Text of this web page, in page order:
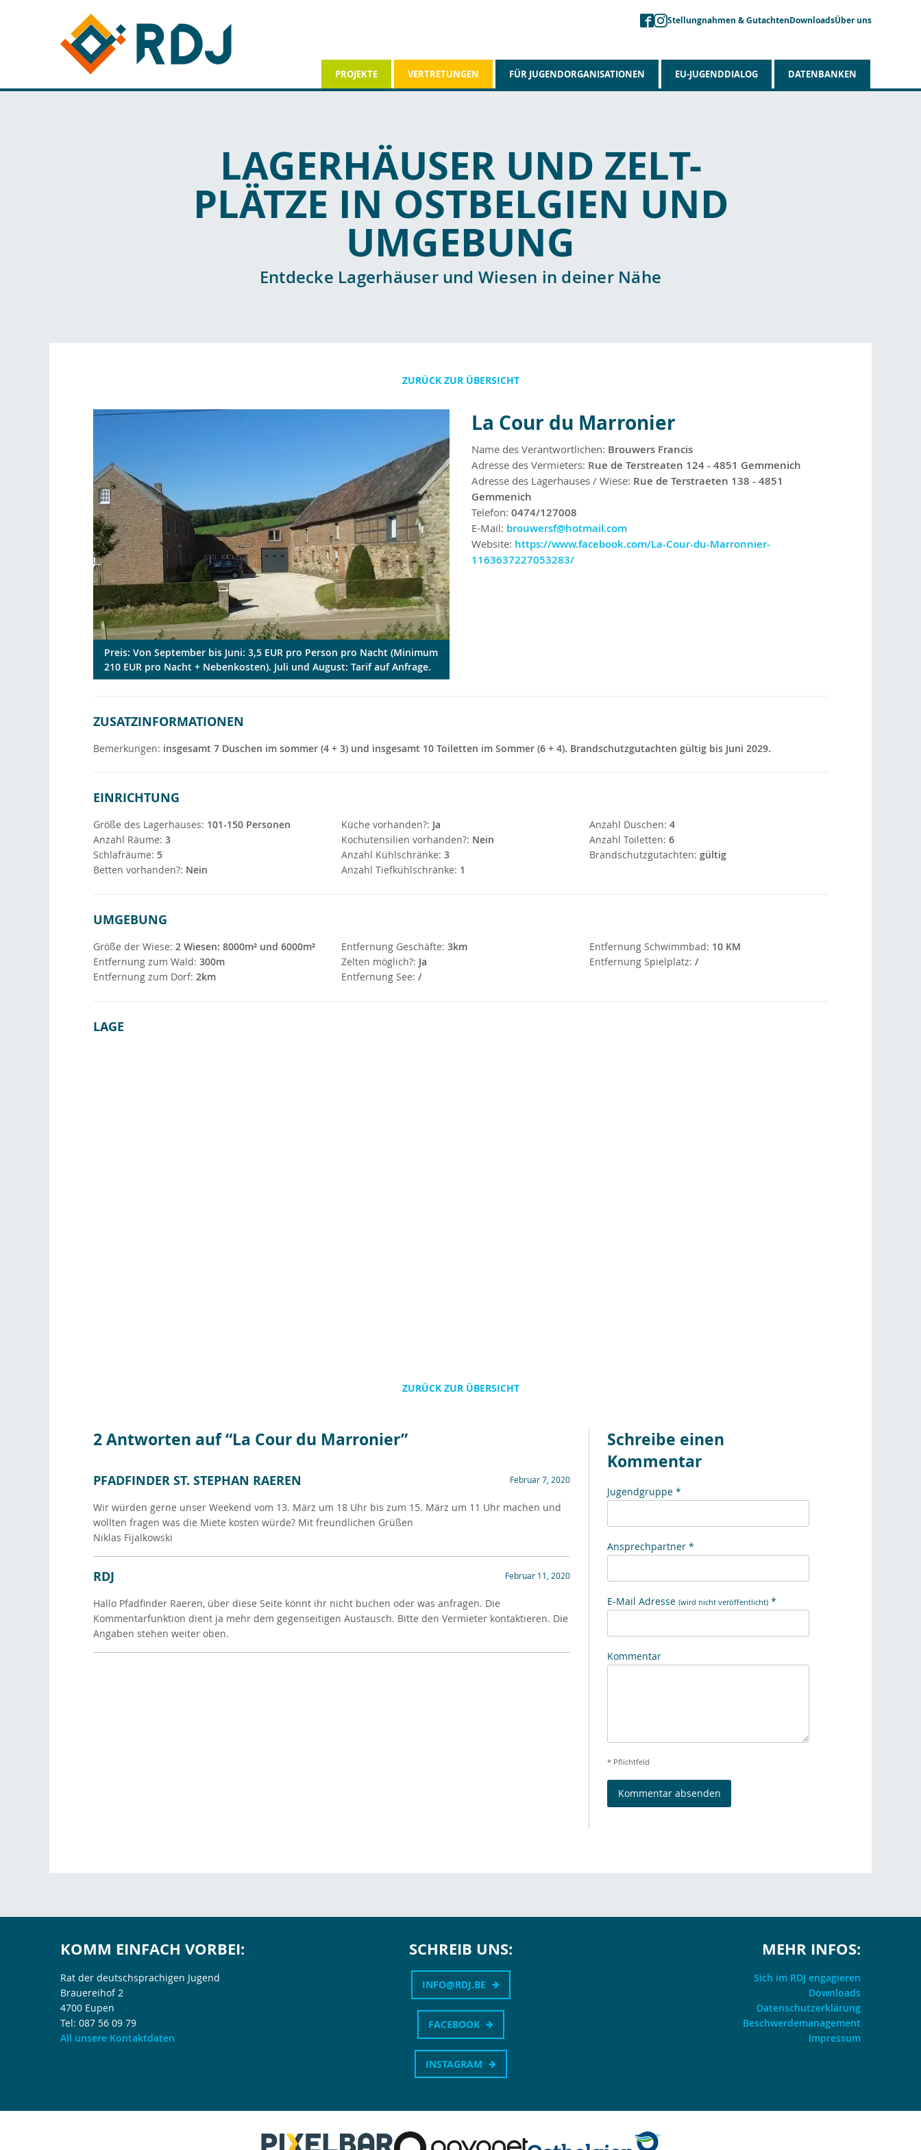
Stellungnahmen & GutachtenDownloadsÜber uns
PROJEKTE VERTRETUNGEN FÜR JUGENDORGANISATIONEN EU-JUGENDDIALOG DATENBANKEN
LAGERHÄUSER UND ZELT-
PLÄTZE IN OSTBELGIEN UND
UMGEBUNG
Entdecke Lagerhäuser und Wiesen in deiner Nähe
ZURÜCK ZUR ÜBERSICHT
Preis: Von September bis Juni: 3,5 EUR pro Person pro Nacht (Minimum
210 EUR pro Nacht + Nebenkosten). Juli und August: Tarif auf Anfrage.
La Cour du Marronier
Name des Verantwortlichen: Brouwers Francis
Adresse des Vermieters: Rue de Terstreaten 124 - 4851 Gemmenich
Adresse des Lagerhauses / Wiese: Rue de Terstraeten 138 - 4851
Gemmenich
Telefon: 0474/127008
E-Mail: brouwersf@hotmail.com
Website: https://www.facebook.com/La-Cour-du-Marronnier-
1163637227053283/
ZUSATZINFORMATIONEN
Bemerkungen: insgesamt 7 Duschen im sommer (4 + 3) und insgesamt 10 Toiletten im Sommer (6 + 4). Brandschutzgutachten gültig bis Juni 2029.
EINRICHTUNG
Größe des Lagerhauses: 101-150 Personen
Anzahl Räume: 3
Schlafräume: 5
Betten vorhanden?: Nein
Küche vorhanden?: Ja
Kochutensilien vorhanden?: Nein
Anzahl Kühlschränke: 3
Anzahl Tiefkühlschränke: 1
Anzahl Duschen: 4
Anzahl Toiletten: 6
Brandschutzgutachten: gültig
UMGEBUNG
Größe der Wiese: 2 Wiesen: 8000m² und 6000m²
Entfernung zum Wald: 300m
Entfernung zum Dorf: 2km
Entfernung Geschäfte: 3km
Zelten möglich?: Ja
Entfernung See: /
Entfernung Schwimmbad: 10 KM
Entfernung Spielplatz: /
LAGE
ZURÜCK ZUR ÜBERSICHT
2 Antworten auf “La Cour du Marronier”
PFADFINDER ST. STEPHAN RAEREN Februar 7, 2020
Wir würden gerne unser Weekend vom 13. März um 18 Uhr bis zum 15. März um 11 Uhr machen und
wollten fragen was die Miete kosten würde? Mit freundlichen Grüßen
Niklas Fijalkowski
RDJ Februar 11, 2020
Hallo Pfadfinder Raeren, über diese Seite könnt ihr nicht buchen oder was anfragen. Die
Kommentarfunktion dient ja mehr dem gegenseitigen Austausch. Bitte den Vermieter kontaktieren. Die
Angaben stehen weiter oben.
Schreibe einen
Kommentar
Jugendgruppe *
Ansprechpartner *
E-Mail Adresse(wird nicht veröffentlicht) *
Kommentar
* Pflichtfeld
KOMM EINFACH VORBEI:
Rat der deutschsprachigen Jugend
Brauereihof 2
4700 Eupen
Tel: 087 56 09 79
All unsere Kontaktdaten
SCHREIB UNS:
INFO@RDJ.BE
FACEBOOK
INSTAGRAM
MEHR INFOS:
Sich im RDJ engagieren
Downloads
Datenschutzerklärung
Beschwerdemanagement
Impressum